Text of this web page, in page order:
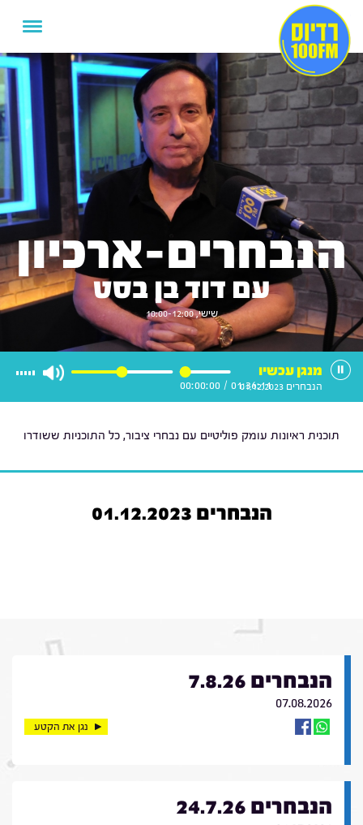
הנבחרים-ארכיון
עם דוד בן בסט
שישי, 10:00-12:00
01:36:11
/
00:00:00
מנגן עכשיו
הנבחרים 01.12.2023
תוכנית ראיונות עומק פוליטיים עם נבחרי ציבור, כל התוכניות ששודרו
הנבחרים 01.12.2023
הנבחרים 7.8.26
07.08.2026
נגן את הקטע
הנבחרים 24.7.26